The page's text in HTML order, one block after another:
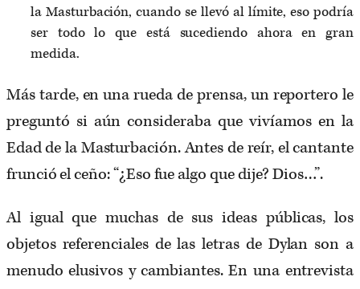
la Masturbación, cuando se llevó al límite, eso podría
ser todo lo que está sucediendo ahora en gran
medida.
Más tarde, en una rueda de prensa, un reportero le
preguntó si aún consideraba que vivíamos en la
Edad de la Masturbación. Antes de reír, el cantante
frunció el ceño: “¿Eso fue algo que dije? Dios…”.
Al igual que muchas de sus ideas públicas, los
objetos referenciales de las letras de Dylan son a
menudo elusivos y cambiantes. En una entrevista